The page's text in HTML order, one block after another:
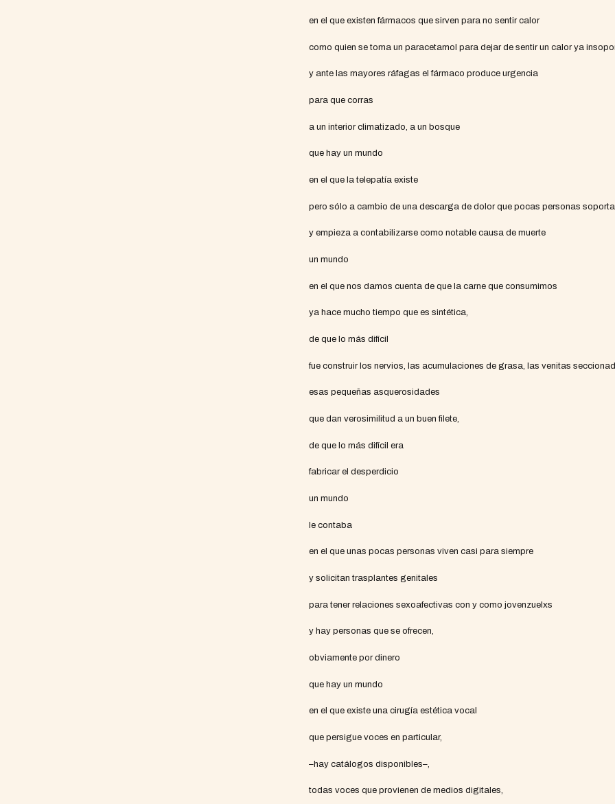
en el que existen fármacos que sirven para no sentir calor
como quien se toma un paracetamol para dejar de sentir un calor ya
y ante las mayores ráfagas el fármaco produce urgencia
para que corras
a un interior climatizado, a un bosque
que hay un mundo
en el que la telepatía existe
pero sólo a cambio de una descarga de dolor que pocas personas
y empieza a contabilizarse como notable causa de muerte
un mundo
en el que nos damos cuenta de que la carne que consumimos
ya hace mucho tiempo que es sintética,
de que lo más difícil
fue construir los nervios, las acumulaciones de grasa, las venitas
esas pequeñas asquerosidades
que dan verosimilitud a un buen filete,
de que lo más difícil era
fabricar el desperdicio
un mundo
le contaba
en el que unas pocas personas viven casi para siempre
y solicitan trasplantes genitales
para tener relaciones sexoafectivas con y como jovenzuelxs
y hay personas que se ofrecen,
obviamente por dinero
que hay un mundo
en el que existe una cirugía estética vocal
que persigue voces en particular,
–hay catálogos disponibles–,
todas voces que provienen de medios digitales,